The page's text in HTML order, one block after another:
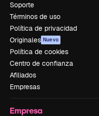
Soporte
Términos de uso
Política de privacidad
Originales Nuevo
Política de cookies
Centro de confianza
Afiliados
Empresas
Empresa